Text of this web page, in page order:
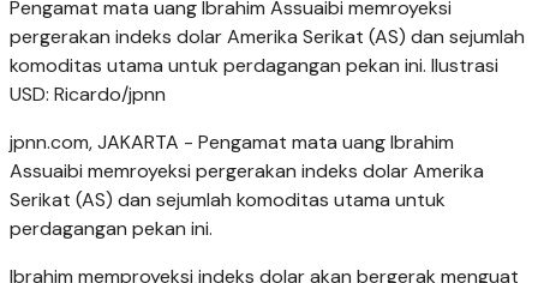
Pengamat mata uang Ibrahim Assuaibi memroyeksi
pergerakan indeks dolar Amerika Serikat (AS) dan sejumlah
komoditas utama untuk perdagangan pekan ini. Ilustrasi
USD: Ricardo/jpnn
jpnn.com, JAKARTA - Pengamat mata uang Ibrahim
Assuaibi memroyeksi pergerakan indeks dolar Amerika
Serikat (AS) dan sejumlah komoditas utama untuk
perdagangan pekan ini.
Ibrahim memproyeksi indeks dolar akan bergerak menguat